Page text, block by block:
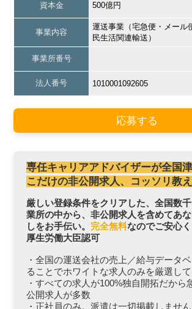
資本金 500億円
事業内容
運送事業（宅急便・メール
民生活関連輸送）
事業所番号
法人番号 1010001092605
応募する
専任キャリアアドバイザーが全国
こだけの非公開求人、コッソリ教え
厳しい登録条件をクリアした、全国数
業所の中から、非公開求人を含めてあ
しをお手伝い。 完全無料なのでご安心く
厚生労働大臣認可
・全国の運送会社の売上／給与データ
ることでホワイトな求人のみを厳選し
・すべての求人が100%独自開拓だから
公開求人が多数
・正社員のみ。派遣は一切掲載しません